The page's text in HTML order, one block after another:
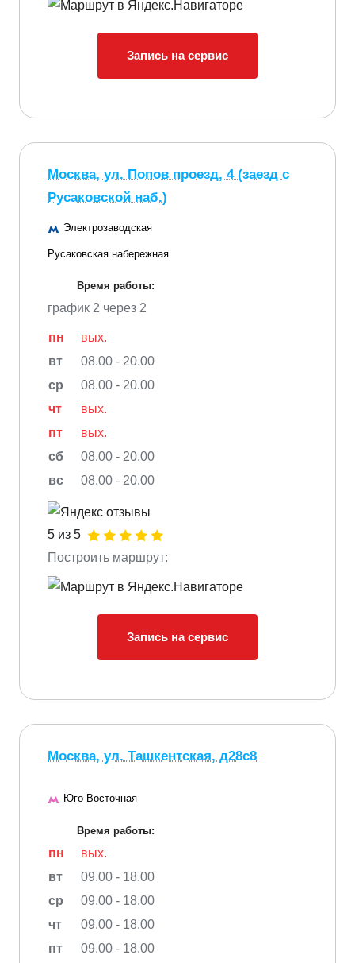
Запись на сервис
Москва, ул. Попов проезд, 4 (заезд с
Русаковской наб.)
Электрозаводская
Русаковская набережная
Время работы:
график 2 через 2
пн
вых.
вт
08.00 - 20.00
ср
08.00 - 20.00
чт
вых.
пт
вых.
сб
08.00 - 20.00
вс
08.00 - 20.00
5 из 5
Построить маршрут:
Запись на сервис
Москва, ул. Ташкентская, д28с8
Юго-Восточная
Время работы:
пн
вых.
вт
09.00 - 18.00
ср
09.00 - 18.00
чт
09.00 - 18.00
пт
09.00 - 18.00